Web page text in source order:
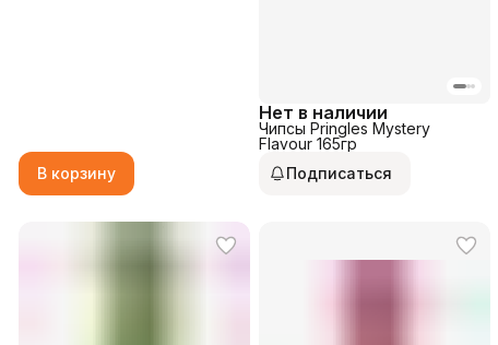
В корзину
Нет в наличии
Чипсы Pringles Mystery
Flavour 165гр
Подписаться